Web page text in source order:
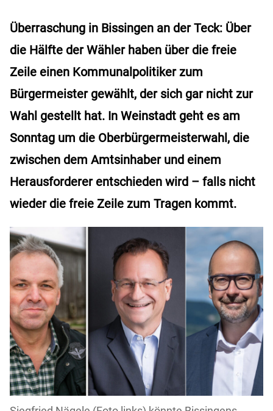
Überraschung in Bissingen an der Teck: Über
die Hälfte der Wähler haben über die freie
Zeile einen Kommunalpolitiker zum
Bürgermeister gewählt, der sich gar nicht zur
Wahl gestellt hat. In Weinstadt geht es am
Sonntag um die Oberbürgermeisterwahl, die
zwischen dem Amtsinhaber und einem
Herausforderer entschieden wird – falls nicht
wieder die freie Zeile zum Tragen kommt.